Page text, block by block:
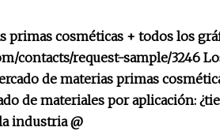
cosméticas + todos los
contacts/request-sample/3246
de materias primas
de materiales por aplicación:
industria @